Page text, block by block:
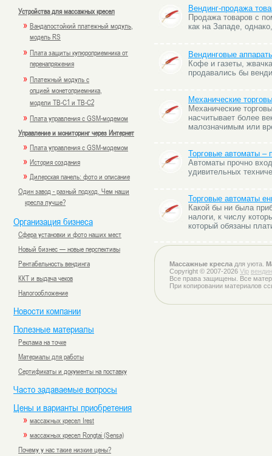
Устройства для массажных кресел
» Вандалостойкий платежный модуль,
модель RS
» Плата защиты купюроприемника от
перенапряжения
» Платежный модуль с
опцией монетоприемника,
модели TB-C1 и TB-C2
» Плата управления с GSM-модемом
Управление и мониторинг через Интернет
» Плата управления с GSM-модемом
» История создания
» Дилерская панель: фото и описание
Один завод - разный подход. Чем наши
кресла лучше?
Организация бизнеса
Сфера установки и фото наших мест
Новый бизнес — новые перспективы
Рентабельность вендинга
ККТ и выдача чеков
Налогообложение
Новости компании
Полезные материалы
Реклама на точке
Материалы для работы
Сертификаты и документы на поставку
Часто задаваемые вопросы
Цены и варианты приобретения
» массажных кресел Irest
» массажных кресел Rongtai (Sensa)
Почему у нас такие низкие цены?
Вендинг-продажа
Продажа товаров с
как на Западе,
Вендинговые
Кофе и газеты,
продавались бы
Механические
Механические
насчитывает более
малозначимым или
Торговые автоматы –
Автоматы прочно
удивительных
Торговые автоматы
Какой бы ни была
налоги, к числу
который обязаны
Массажные кресла для уюта.
Copyright © 2007-2026 Vip
Все права защищены. Все
При копировании материалов